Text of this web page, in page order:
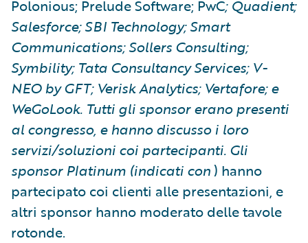
Polonious; Prelude Software; PwC; Quadient;
Salesforce; SBI Technology; Smart
Communications; Sollers Consulting;
Symbility; Tata Consultancy Services; V-
NEO by GFT; Verisk Analytics; Vertafore; e
WeGoLook. Tutti gli sponsor erano presenti
al congresso, e hanno discusso i loro
servizi/soluzioni coi partecipanti. Gli
sponsor Platinum (indicati con) hanno
partecipato coi clienti alle presentazioni, e
altri sponsor hanno moderato delle tavole
rotonde.